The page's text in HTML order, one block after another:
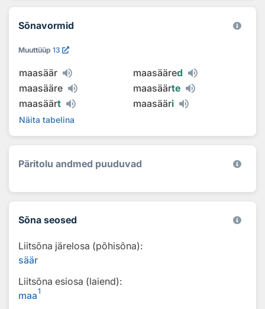
Sõnavormid
Muuttüüp 13
maasäär maasääred
maasääre
maasäärte
maasäärt maasääri
Näita tabelina
Päritolu andmed puuduvad
Sõna seosed
Liitsõna järelosa (põhisõna):
säär
Liitsõna esiosa (laiend):
maa1